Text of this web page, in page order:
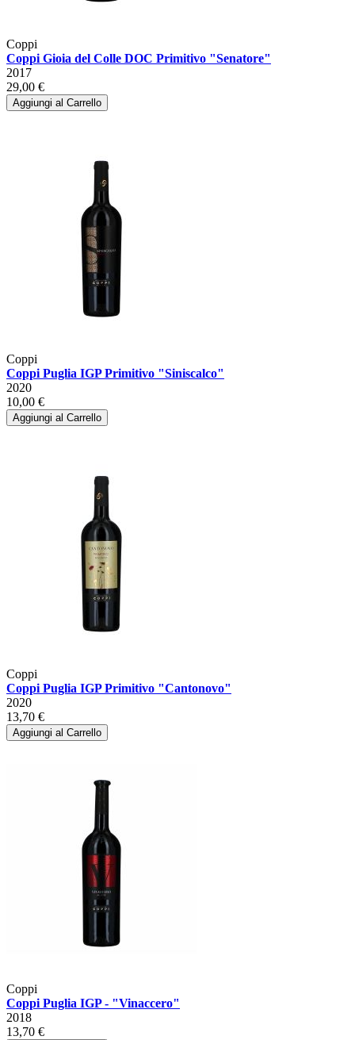
Coppi
Coppi Gioia del Colle DOC Primitivo "Senatore"
2017
29,00 €
Aggiungi al Carrello
Coppi
Coppi Puglia IGP Primitivo "Siniscalco"
2020
10,00 €
Aggiungi al Carrello
Coppi
Coppi Puglia IGP Primitivo "Cantonovo"
2020
13,70 €
Aggiungi al Carrello
Coppi
Coppi Puglia IGP - "Vinaccero"
2018
13,70 €